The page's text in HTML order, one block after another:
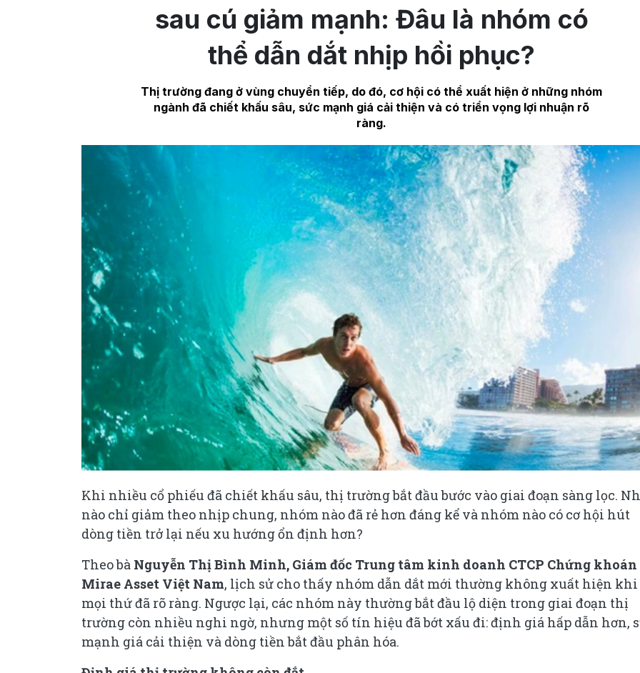
sau cú giảm mạnh: Đâu là nhóm có
thể dẫn dắt nhịp hồi phục?
Thị trường đang ở vùng chuyển tiếp, do đó, cơ hội có thể xuất hiện ở những nhóm
ngành đã chiết khấu sâu, sức mạnh giá cải thiện và có triển vọng lợi nhuận rõ
ràng.
Khi nhiều cổ phiếu đã chiết khấu sâu, thị trường bắt đầu bước vào giai đoạn sàng lọc.
nào chỉ giảm theo nhịp chung, nhóm nào đã rẻ hơn đáng kể và nhóm nào có cơ hội hút
dòng tiền trở lại nếu xu hướng ổn định hơn?
Theo bà Nguyễn Thị Bình Minh, Giám đốc Trung tâm kinh doanh CTCP Chứng khoán
Mirae Asset Việt Nam, lịch sử cho thấy nhóm dẫn dắt mới thường không xuất hiện khi
mọi thứ đã rõ ràng. Ngược lại, các nhóm này thường bắt đầu lộ diện trong giai đoạn thị
trường còn nhiều nghi ngờ, nhưng một số tín hiệu đã bớt xấu đi: định giá hấp dẫn hơn,
mạnh giá cải thiện và dòng tiền bắt đầu phân hóa.